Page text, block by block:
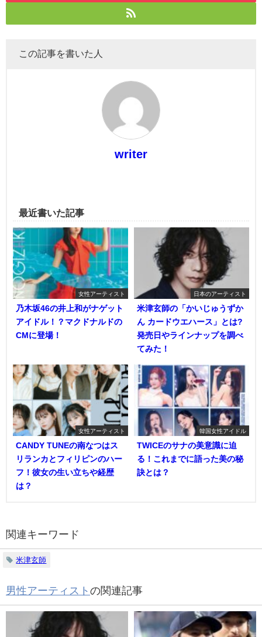
この記事を書いた人
writer
最近書いた記事
女性アーティスト
乃木坂46の井上和がナゲット
アイドル！？マクドナルドの
CMに登場！
日本のアーティスト
米津玄師の「かいじゅうずか
ん カードウエハース」とは?
発売日やラインナップを調べ
てみた！
女性アーティスト
CANDY TUNEの南なつはス
リランカとフィリピンのハー
フ！彼女の生い立ちや経歴
は？
韓国女性アイドル
TWICEのサナの美意識に迫
る！これまでに語った美の秘
訣とは？
関連キーワード
米津玄師
男性アーティスト の関連記事